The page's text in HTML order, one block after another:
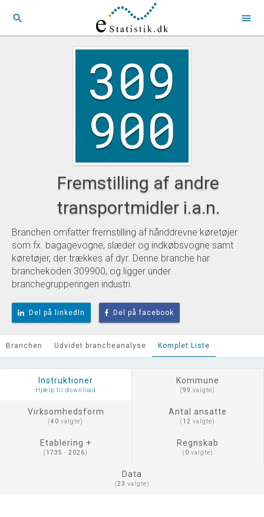
search menu
309
900
Fremstilling af andre
transportmidler i.a.n.
Branchen omfatter fremstilling af hånddrevne køretøjer
som fx. bagagevogne, slæder og indkøbsvogne samt
køretøjer, der trækkes af dyr. Denne branche har
branchekoden 309900, og ligger under
branchegrupperingen industri.
Del på linkedIn Del på facebook
Branchen Udvidet brancheanalyse Komplet Liste
Instruktioner
Hjælp til download
Kommune
(99 valgte)
Virksomhedsform
(40 valgte)
Antal ansatte
( 12 valgte)
Etablering +
( 1735 - 2026)
Regnskab
( 0 valgte)
Data
(23 valgte)